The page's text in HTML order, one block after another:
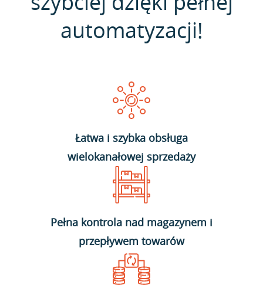
automatyzacji!
Łatwa i szybka obsługa
wielokanałowej sprzedaży
Pełna kontrola nad magazynem i
przepływem towarów